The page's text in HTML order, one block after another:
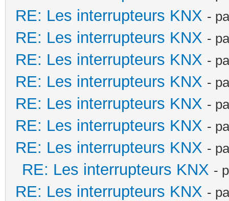
RE: Les interrupteurs KNX -
RE: Les interrupteurs KNX -
RE: Les interrupteurs KNX -
RE: Les interrupteurs KNX -
RE: Les interrupteurs KNX -
RE: Les interrupteurs KNX -
RE: Les interrupteurs KNX -
RE: Les interrupteurs KNX -
RE: Les interrupteurs KNX -